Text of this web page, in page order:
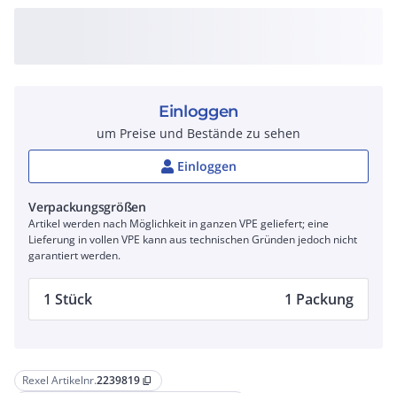
Rexel Artikelnr.2239819 content_copy
Einloggen
um Preise und Bestände zu sehen
Einloggen
Verpackungsgrößen
Artikel werden nach Möglichkeit in ganzen VPE geliefert; eine
Lieferung in vollen VPE kann aus technischen Gründen jedoch nicht
garantiert werden.
1 Stück 1 Packung